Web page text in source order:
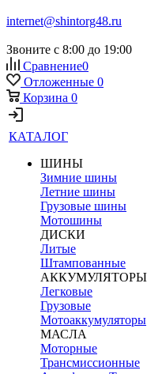
internet@shintorg48.ru
Звоните с 8:00 до 19:00
Сравнение0
Отложенные 0
Корзина 0
КАТАЛОГ
ШИНЫ
Зимние шины
Летние шины
Грузовые шины
Мотошины
ДИСКИ
Литые
Штампованные
АККУМУЛЯТОРЫ
Легковые
Грузовые
Мотоаккумуляторы
МАСЛА
Моторные
Трансмиссионные